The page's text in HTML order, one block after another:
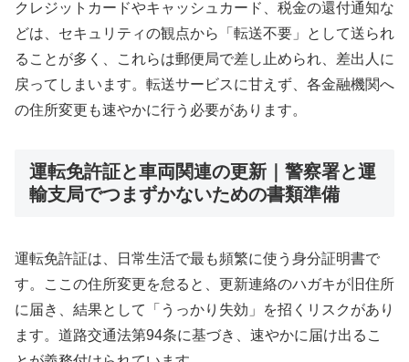
クレジットカードやキャッシュカード、税金の還付通知な
どは、セキュリティの観点から「転送不要」として送られ
ることが多く、これらは郵便局で差し止められ、差出人に
戻ってしまいます。転送サービスに甘えず、各金融機関へ
の住所変更も速やかに行う必要があります。
運転免許証と車両関連の更新｜警察署と運
輸支局でつまずかないための書類準備
運転免許証は、日常生活で最も頻繁に使う身分証明書で
す。ここの住所変更を怠ると、更新連絡のハガキが旧住所
に届き、結果として「うっかり失効」を招くリスクがあり
ます。道路交通法第94条に基づき、速やかに届け出るこ